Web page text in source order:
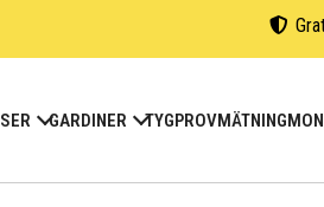
GARDINER TYGPROVMÄTNING